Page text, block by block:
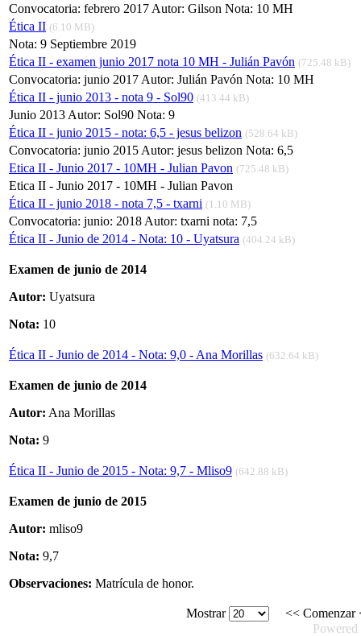
Convocatoria: febrero 2017 Autor: Gilson Nota: 10 MH
Ética II (6.10 MB)
Nota: 9 Septiembre 2019
Ética II - examen junio 2017 nota 10 MH - Julián Pavón (725.48 kB)
Convocatoria: junio 2017 Autor: Julián Pavón Nota: 10 MH
Ética II - junio 2013 - nota 9 - Sol90 (413.44 kB)
Junio 2013 Autor: Sol90 Nota: 9
Ética II - junio 2015 - nota: 6,5 - jesus belizon (528.64 kB)
Convocatoria: junio 2015 Autor: jesus belizon Nota: 6,5
Etica II - Junio 2017 - 10MH - Julian Pavon (725.48 kB)
Etica II - Junio 2017 - 10MH - Julian Pavon
Ética II - junio 2018 - nota 7,5 - txarni (1.10 MB)
Convocatoria: junio: 2018 Autor: txarni nota: 7,5
Ética II - Junio de 2014 - Nota: 10 - Uyatsura (404.24 kB)
Examen de junio de 2014
Autor: Uyatsura
Nota: 10
Ética II - Junio de 2014 - Nota: 9,0 - Ana Morillas (632.64 kB)
Examen de junio de 2014
Autor: Ana Morillas
Nota: 9
Ética II - Junio de 2015 - Nota: 9,7 - Mliso9 (642.88 kB)
Examen de junio de 2015
Autor: mliso9
Nota: 9,7
Observaciones: Matrícula de honor.
Mostrar << Comenzar